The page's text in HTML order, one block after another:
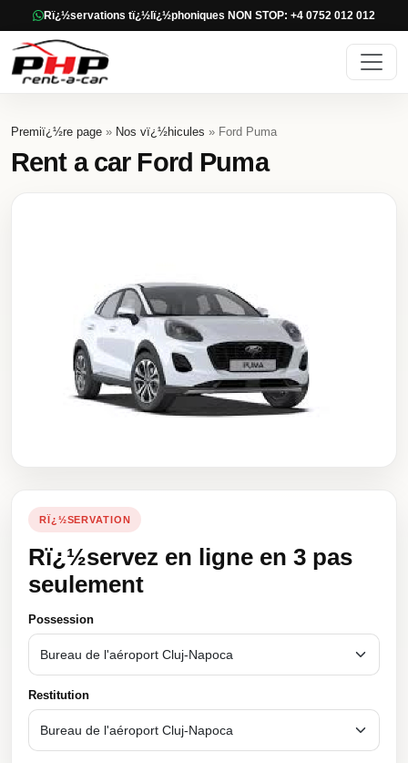
Rï¿½servations tï¿½lï¿½phoniques NON STOP: +4 0752 012 012
Premiï¿½re page » Nos vï¿½hicules » Ford Puma
Rent a car Ford Puma
RÏ¿½SERVATION
Rï¿½servez en ligne en 3 pas
seulement
Possession
Restitution